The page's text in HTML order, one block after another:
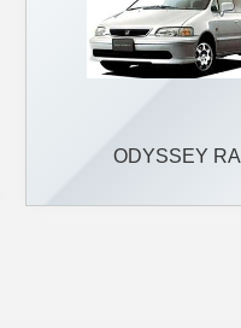
ODYSSEY RA